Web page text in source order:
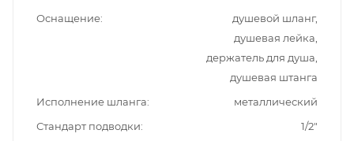
Оснащение
душевой шланг,
душевая лейка,
держатель для душа,
душевая штанга
Исполнение шланга
металлический
Стандарт подводки
1/2"